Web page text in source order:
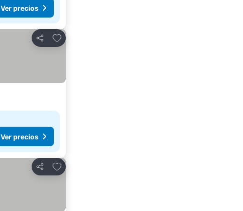
Ver precios
Compartir
Añadir a favoritos
Ver precios
Compartir
Añadir a favoritos